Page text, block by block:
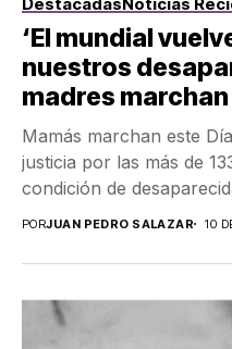
‘El mundial
nuestros
madres
Mamás marchan este
justicia por las más de
condición de
PORJUAN PEDRO SALAZAR 10